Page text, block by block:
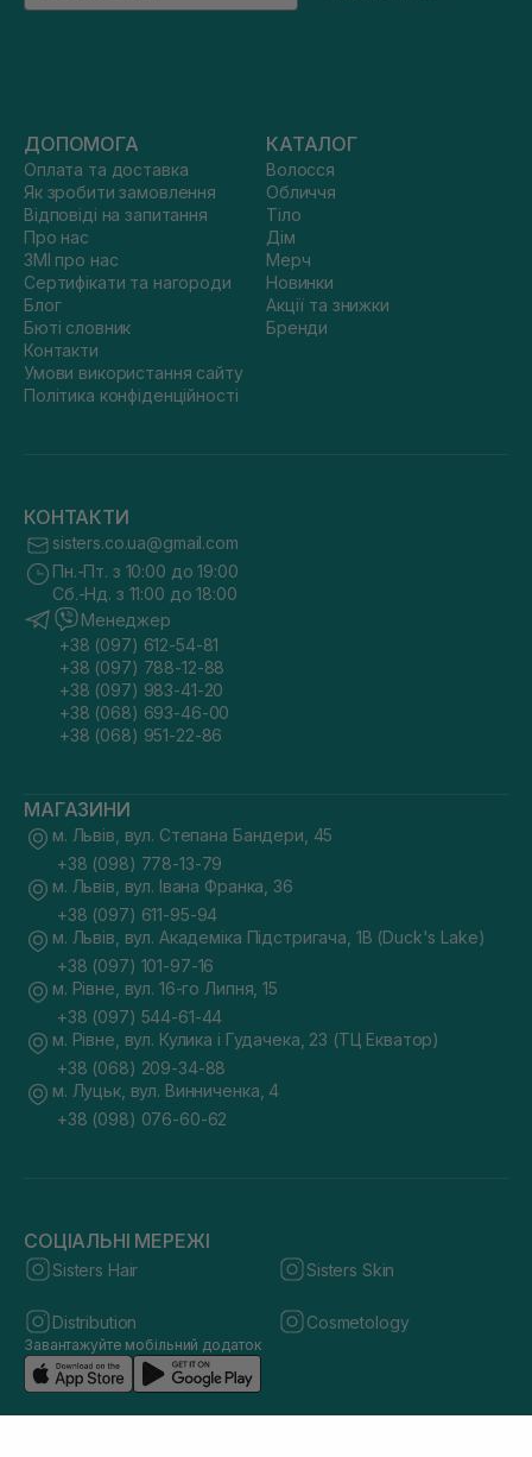
ДОПОМОГА
Оплата та доставка
Як зробити замовлення
Відповіді на запитання
Про нас
ЗМІ про нас
Сертифікати та нагороди
Блог
Бюті словник
Контакти
Умови використання сайту
Політика конфіденційності
КАТАЛОГ
Волосся
Обличчя
Тіло
Дім
Мерч
Новинки
Акції та знижки
Бренди
КОНТАКТИ
sisters.co.ua@gmail.com
Пн.-Пт. з 10:00 до 19:00
Сб.-Нд. з 11:00 до 18:00
Менеджер
+38 (097) 612-54-81
+38 (097) 788-12-88
+38 (097) 983-41-20
+38 (068) 693-46-00
+38 (068) 951-22-86
МАГАЗИНИ
м. Львів, вул. Степана Бандери, 45
+38 (098) 778-13-79
м. Львів, вул. Івана Франка, 36
+38 (097) 611-95-94
м. Львів, вул. Академіка Підстригача, 1В (Duck's Lake)
+38 (097) 101-97-16
м. Рівне, вул. 16-го Липня, 15
+38 (097) 544-61-44
м. Рівне, вул. Кулика і Гудачека, 23 (ТЦ Екватор)
+38 (068) 209-34-88
м. Луцьк, вул. Винниченка, 4
+38 (098) 076-60-62
СОЦІАЛЬНІ МЕРЕЖІ
Sisters Hair Sisters Skin
Distribution Cosmetology
Завантажуйте мобільний додаток